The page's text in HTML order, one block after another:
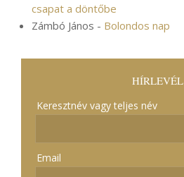
csapat a döntőbe
Zámbó János - Bolondos nap
HÍRLEVÉL
Keresztnév vagy teljes név
Email